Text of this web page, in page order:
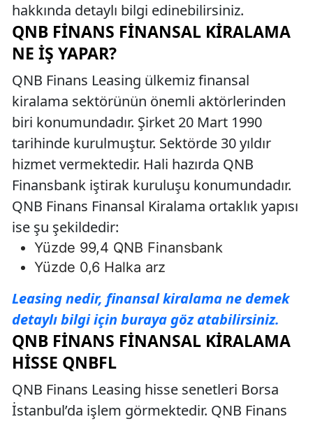
hakkında detaylı bilgi edinebilirsiniz.
QNB FINANS FINANSAL KIRALAMA
NE İŞ YAPAR?
QNB Finans Leasing ülkemiz finansal
kiralama sektörünün önemli aktörlerinden
biri konumundadır. Şirket 20 Mart 1990
tarihinde kurulmuştur. Sektörde 30 yıldır
hizmet vermektedir. Hali hazırda QNB
Finansbank iştirak kuruluşu konumundadır.
QNB Finans Finansal Kiralama ortaklık yapısı
ise şu şekildedir:
Yüzde 99,4 QNB Finansbank
Yüzde 0,6 Halka arz
Leasing nedir, finansal kiralama ne demek
detaylı bilgi için buraya göz atabilirsiniz.
QNB FINANS FINANSAL KIRALAMA
HISSE QNBFL
QNB Finans Leasing hisse senetleri Borsa
İstanbul’da işlem görmektedir. QNB Finans